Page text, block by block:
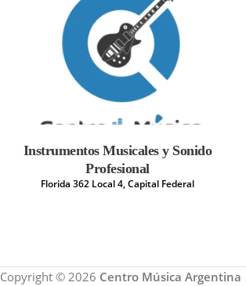
Instrumentos Musicales y Sonido
Profesional
Florida 362 Local 4, Capital Federal
Copyright © 2026 Centro Música Argentina